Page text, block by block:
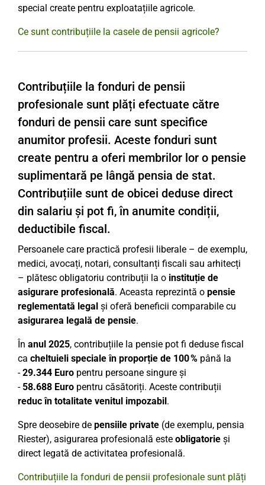
special create pentru exploatațiile agricole.
Ce sunt contribuțiile la casele de pensii agricole?
Contribuțiile la fonduri de pensii
profesionale sunt plăți efectuate către
fonduri de pensii care sunt specifice
anumitor profesii. Aceste fonduri sunt
create pentru a oferi membrilor lor o pensie
suplimentară pe lângă pensia de stat.
Contribuțiile sunt de obicei deduse direct
din salariu și pot fi, în anumite condiții,
deductibile fiscal.
Persoanele care practică profesii liberale – de exemplu,
medici, avocați, notari, consultanți fiscali sau arhitecți
– plătesc obligatoriu contribuții la o instituție de
asigurare profesională. Aceasta reprezintă o pensie
reglementată legal și oferă beneficii comparabile cu
asigurarea legală de pensie.
În anul 2025, contribuțiile la pensie pot fi deduse fiscal
ca cheltuieli speciale în proporție de 100 % până la
-29.344 Euro pentru persoane singure și
-58.688 Euro pentru căsătoriți. Aceste contribuții
reduc în totalitate venitul impozabil.
Spre deosebire de pensiile private (de exemplu, pensia
Riester), asigurarea profesională este obligatorie și
direct legată de activitatea profesională.
Contribuțiile la fonduri de pensii profesionale sunt plăți